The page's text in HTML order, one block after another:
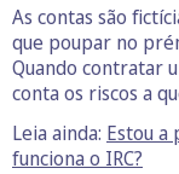
As contas são
que poupar no
Quando contratar
conta os riscos a
Leia ainda: Estou a
funciona o IRC?